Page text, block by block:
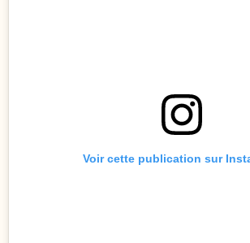
Voir cette publication sur